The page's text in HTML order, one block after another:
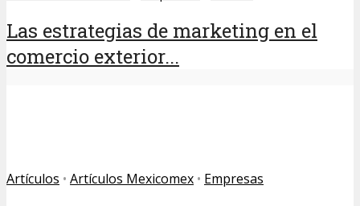
Las estrategias de marketing en el
comercio exterior...
Artículos • Artículos Mexicomex • Empresas